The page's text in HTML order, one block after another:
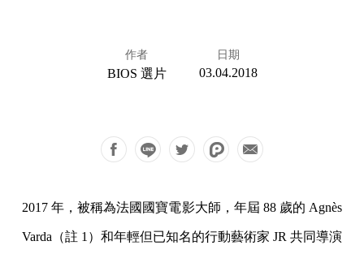
作者
BIOS 選片
日期
03.04.2018
2017 年，被稱為法國國寶電影大師，年屆 88 歲的 Agnès
Varda（註 1）和年輕但已知名的行動藝術家 JR 共同導演